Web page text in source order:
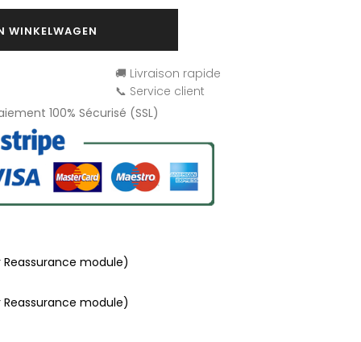
WINKELWAGEN
🚚 Livraison rapide
📞 Service client
100% Sécurisé (SSL)
module)
module)